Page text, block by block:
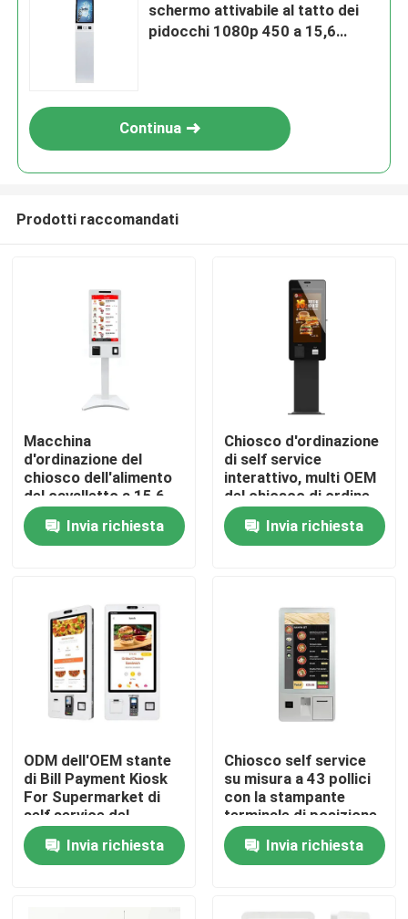
Prodotti
Video
Fatory Tour
Controllo di qualità
notizie
Richiedere un preventivo
Shopping Online
schermo attivabile al tatto dei
pidocchi 1080p 450 a 15,6
Continua
Prodotti raccomandati
Macchina
d'ordinazione del
chiosco dell'alimento
del cavalletto a 15,6
pollici per il ristorante
Invia richiesta
Chiosco d'ordinazione
di self service
interattivo, multi OEM
del chiosco di ordine
degli alimenti a rapida
preparazione di tocco
Invia richiesta
ODM dell'OEM stante
di Bill Payment Kiosk
For Supermarket di
self service del
pavimento
Invia richiesta
Chiosco self service
su misura a 43 pollici
con la stampante
terminale di posizione
Invia richiesta